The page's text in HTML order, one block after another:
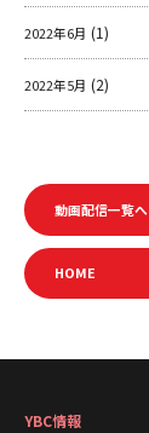
2022年6月 (1)
2022年5月 (2)
動画配信一覧へ
HOME
YBC情報